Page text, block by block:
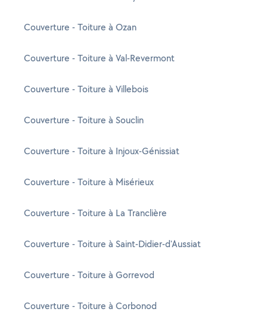
Couverture - Toiture à Ozan
Couverture - Toiture à Val-Revermont
Couverture - Toiture à Villebois
Couverture - Toiture à Souclin
Couverture - Toiture à Injoux-Génissiat
Couverture - Toiture à Misérieux
Couverture - Toiture à La Tranclière
Couverture - Toiture à Saint-Didier-d'Aussiat
Couverture - Toiture à Gorrevod
Couverture - Toiture à Corbonod